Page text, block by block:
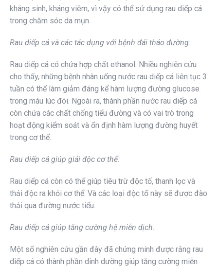
kháng sinh, kháng viêm, vì vậy có thể sử dụng rau diếp cá
trong chăm sóc da mụn
Rau diếp cá và các tác dụng với bệnh đái tháo đường:
Rau diếp cá có chứa hợp chất ethanol. Nhiều nghiên cứu
cho thấy, những bệnh nhân uống nước rau diếp cá liên tục 3
tuần có thể làm giảm đáng kể hàm lượng đường glucose
trong máu lúc đói. Ngoài ra, thành phần nước rau diếp cá
còn chứa các chất chống tiểu đường và có vai trò trong
hoạt động kiểm soát và ổn định hàm lượng đường huyết
trong cơ thể.
Rau diếp cá giúp giải độc cơ thể:
Rau diếp cá còn có thể giúp tiêu trừ độc tố, thanh lọc và
thải độc ra khỏi cơ thể. Và các loại độc tố này sẽ được đào
thải qua đường nước tiểu.
Rau diếp cá giúp tăng cường hệ miễn dịch:
Một số nghiên cứu gần đây đã chứng minh được rằng rau
diếp cá có thành phần dinh dưỡng giúp tăng cường miễn